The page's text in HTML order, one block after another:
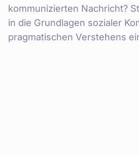
kommunizierten Nachricht?
in die Grundlagen sozialer
pragmatischen Verstehens